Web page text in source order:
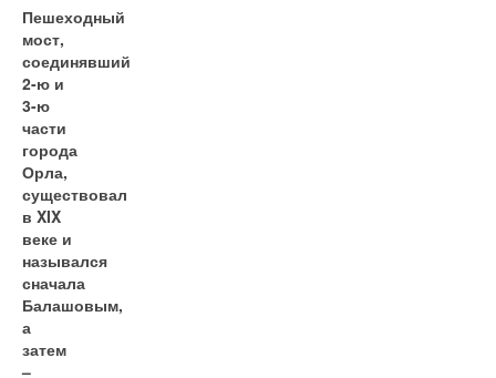
Пешеходный
мост,
соединявший
2-ю и
3-ю
части
города
Орла,
существовал
в XIX
веке и
назывался
сначала
Балашовым,
а
затем
–